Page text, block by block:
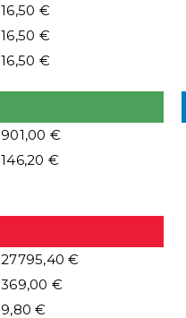
16,50 €
16,50 €
16,50 €
901,00 €
146,20 €
27795,40 €
369,00 €
9,80 €